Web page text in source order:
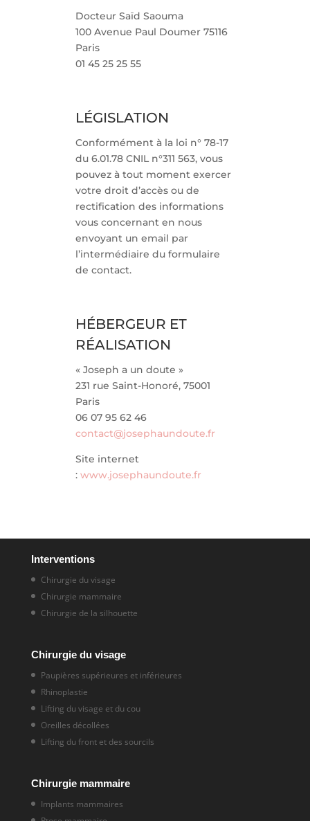
Docteur Saïd Saouma
100 Avenue Paul Doumer 75116
Paris
01 45 25 25 55
LÉGISLATION
Conformément à la loi n° 78-17
du 6.01.78 CNIL n°311 563, vous
pouvez à tout moment exercer
votre droit d’accès ou de
rectification des informations
vous concernant en nous
envoyant un email par
l’intermédiaire du formulaire
de contact.
HÉBERGEUR ET
RÉALISATION
« Joseph a un doute »
231 rue Saint-Honoré, 75001
Paris
06 07 95 62 46
contact@josephaundoute.fr
Site internet
:www.josephaundoute.fr
Interventions
Chirurgie du visage
Chirurgie mammaire
Chirurgie de la silhouette
Chirurgie du visage
Paupières supérieures et inférieures
Rhinoplastie
Lifting du visage et du cou
Oreilles décollées
Lifting du front et des sourcils
Chirurgie mammaire
Implants mammaires